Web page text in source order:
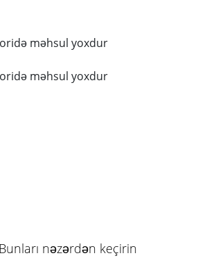
məhsul yoxdur
məhsul yoxdur
Bunları nəzərdən keçirin